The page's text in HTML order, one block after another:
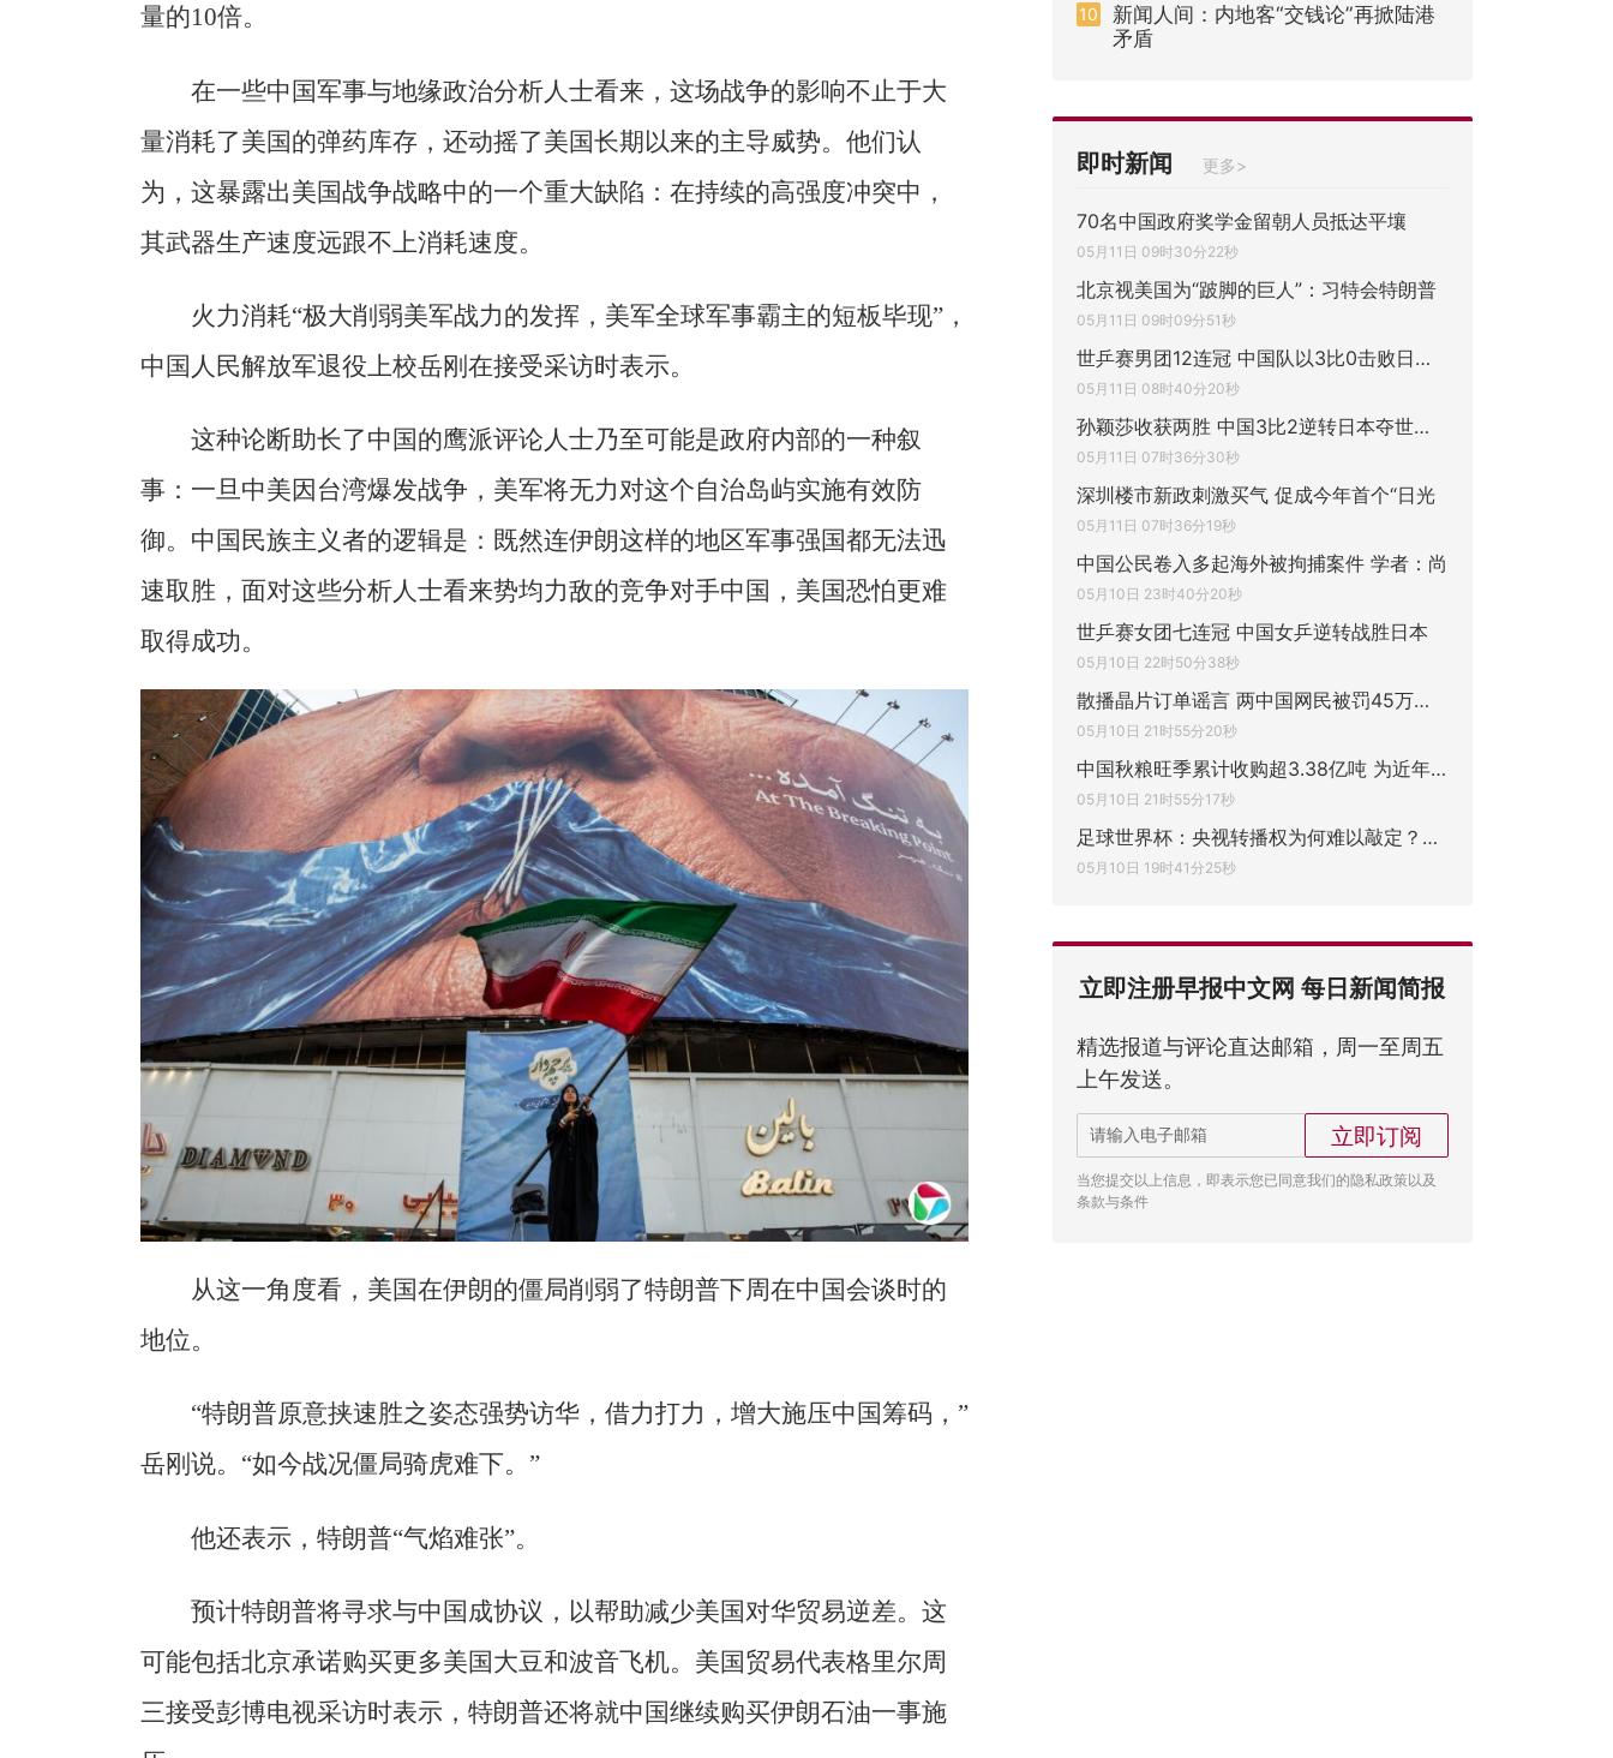
量的10倍。
在一些中国军事与地缘政治分析人士看来，这场战争的影响不止于大
量消耗了美国的弹药库存，还动摇了美国长期以来的主导威势。他们认
为，这暴露出美国战争战略中的一个重大缺陷：在持续的高强度冲突中，
其武器生产速度远跟不上消耗速度。
火力消耗“极大削弱美军战力的发挥，美军全球军事霸主的短板毕现”，
中国人民解放军退役上校岳刚在接受采访时表示。
这种论断助长了中国的鹰派评论人士乃至可能是政府内部的一种叙
事：一旦中美因台湾爆发战争，美军将无力对这个自治岛屿实施有效防
御。中国民族主义者的逻辑是：既然连伊朗这样的地区军事强国都无法迅
速取胜，面对这些分析人士看来势均力敌的竞争对手中国，美国恐怕更难
取得成功。
从这一角度看，美国在伊朗的僵局削弱了特朗普下周在中国会谈时的
地位。
“特朗普原意挟速胜之姿态强势访华，借力打力，增大施压中国筹码，”
岳刚说。“如今战况僵局骑虎难下。”
他还表示，特朗普“气焰难张”。
预计特朗普将寻求与中国成协议，以帮助减少美国对华贸易逆差。这
可能包括北京承诺购买更多美国大豆和波音飞机。美国贸易代表格里尔周
三接受彭博电视采访时表示，特朗普还将就中国继续购买伊朗石油一事施
10
新闻人间：内地客“交钱论”再掀陆港
矛盾
即时新闻 更多>
70名中国政府奖学金留朝人员抵达平壤
05月11日 09时30分22秒
北京视美国为“跛脚的巨人”：习特会特朗普
05月11日 09时09分51秒
世乒赛男团12连冠 中国队以3比0击败日本队
05月11日 08时40分20秒
孙颖莎收获两胜 中国3比2逆转日本夺世乒赛
05月11日 07时36分30秒
深圳楼市新政刺激买气 促成今年首个“日光
05月11日 07时36分19秒
中国公民卷入多起海外被拘捕案件 学者：尚
05月10日 23时40分20秒
世乒赛女团七连冠 中国女乒逆转战胜日本
05月10日 22时50分38秒
散播晶片订单谣言 两中国网民被罚45万人民
05月10日 21时55分20秒
中国秋粮旺季累计收购超3.38亿吨 为近年较
05月10日 21时55分17秒
足球世界杯：央视转播权为何难以敲定？中国
05月10日 19时41分25秒
立即注册早报中文网 每日新闻简报
精选报道与评论直达邮箱，周一至周五
上午发送。
立即订阅
当您提交以上信息，即表示您已同意我们的隐私政策以及
条款与条件